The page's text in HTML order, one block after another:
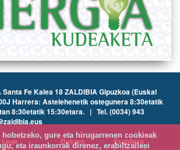
Fe Kalea 18 ZALDIBIA Gipuzkoa (Euskal
Harrera: Astelehenetik ostegunera 8:30etatik
8:30etatik 15:30etara. | Tel. (0034) 943
Lege
Datuen
Erabilera
gure eta hirugarrenen cookieak
eta iraunkorrak direnez, erabiltzaileei